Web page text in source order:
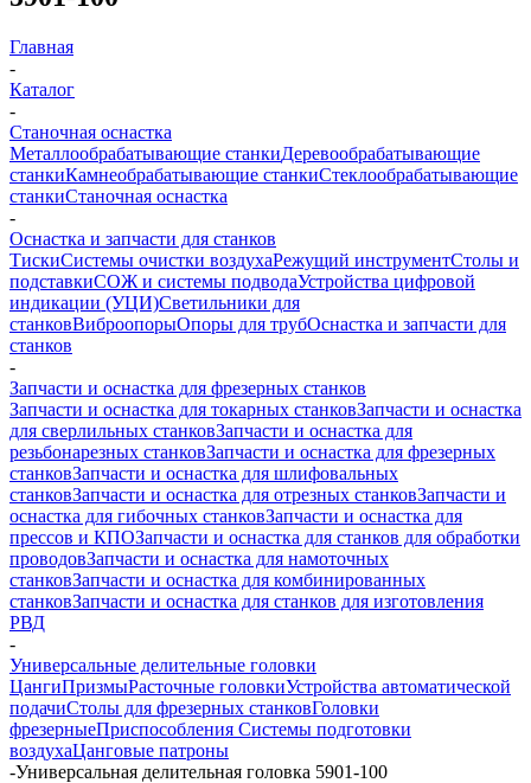
Главная
-
Каталог
-
Станочная оснастка
Металлообрабатывающие станкиДеревообрабатывающие
станкиКамнеобрабатывающие станкиСтеклообрабатывающие
станкиСтаночная оснастка
-
Оснастка и запчасти для станков
ТискиСистемы очистки воздухаРежущий инструментСтолы и
подставкиСОЖ и системы подводаУстройства цифровой
индикации (УЦИ)Светильники для
станковВиброопорыОпоры для трубОснастка и запчасти для
станков
-
Запчасти и оснастка для фрезерных станков
Запчасти и оснастка для токарных станковЗапчасти и оснастка
для сверлильных станковЗапчасти и оснастка для
резьбонарезных станковЗапчасти и оснастка для фрезерных
станковЗапчасти и оснастка для шлифовальных
станковЗапчасти и оснастка для отрезных станковЗапчасти и
оснастка для гибочных станковЗапчасти и оснастка для
прессов и КПОЗапчасти и оснастка для станков для обработки
проводовЗапчасти и оснастка для намоточных
станковЗапчасти и оснастка для комбинированных
станковЗапчасти и оснастка для станков для изготовления
РВД
-
Универсальные делительные головки
ЦангиПризмыРасточные головкиУстройства автоматической
подачиСтолы для фрезерных станковГоловки
фрезерныеПриспособления Системы подготовки
воздухаЦанговые патроны
-Универсальная делительная головка 5901-100